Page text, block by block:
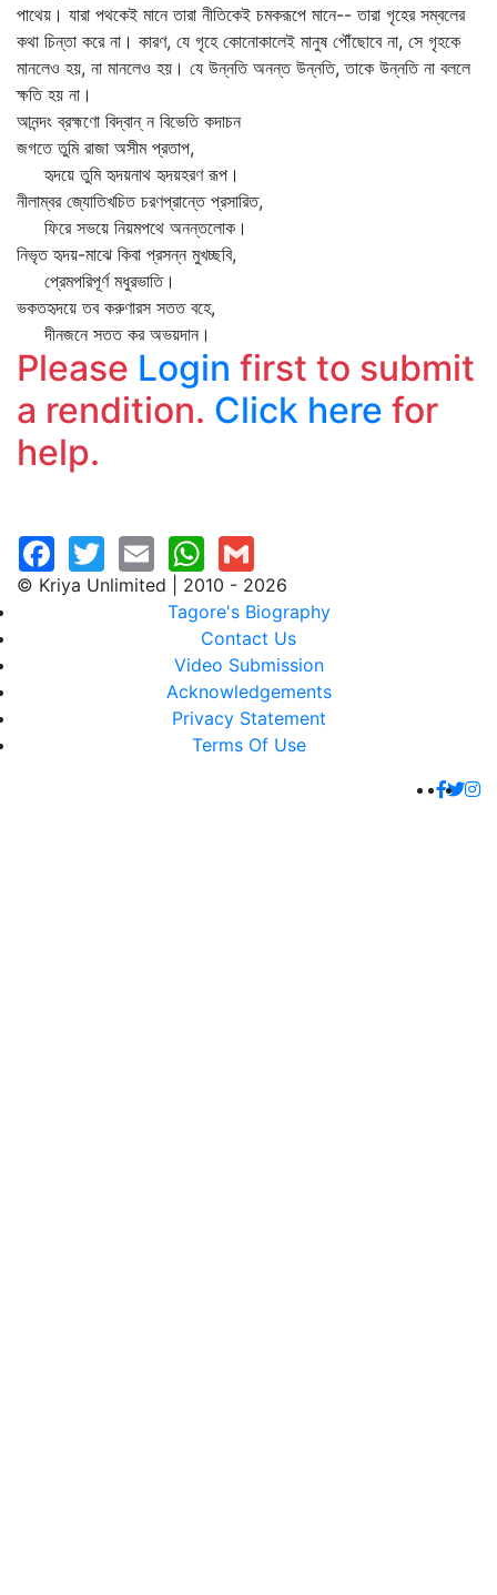
পাথেয়। যারা পথকেই মানে তারা নীতিকেই চমকরূপে মানে-- তারা গৃহের সম্বলের
কথা চিন্তা করে না। কারণ, যে গৃহে কোনোকালেই মানুষ পৌঁছোবে না, সে গৃহকে
মানলেও হয়, না মানলেও হয়। যে উন্নতি অনন্ত উন্নতি, তাকে উন্নতি না বললে
ক্ষতি হয় না।
আনন্দং ব্রহ্মণো বিদ্বান্‌ ন বিভেতি কদাচন
জগতে তুমি রাজা অসীম প্রতাপ,
হৃদয়ে তুমি হৃদয়নাথ হৃদয়হরণ রূপ।
নীলাম্বর জ্যোতিখচিত চরণপ্রান্তে প্রসারিত,
ফিরে সভয়ে নিয়মপথে অনন্তলোক।
নিভৃত হৃদয়-মাঝে কিবা প্রসন্ন মুখচ্ছবি,
প্রেমপরিপূর্ণ মধুরভাতি।
ভকতহৃদয়ে তব করুণারস সতত বহে,
দীনজনে সতত কর অভয়দান।
Please Login first to submit
a rendition. Click here for
help.
© Kriya Unlimited | 2010 - 2026
Tagore's Biography
Contact Us
Video Submission
Acknowledgements
Privacy Statement
Terms Of Use